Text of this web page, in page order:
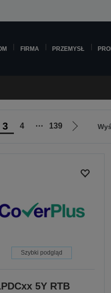
FIRMA PRZEMYSŁ
3 4 ⋯ 139
Przejdź
Szybki podgląd
5Y RTB